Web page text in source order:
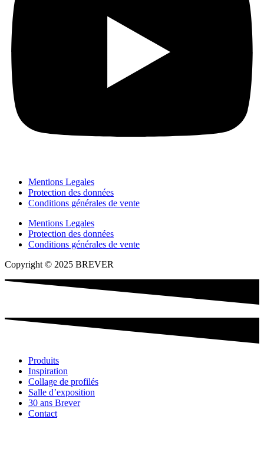
Mentions Legales
Protection des données
Conditions générales de vente
Mentions Legales
Protection des données
Conditions générales de vente
Copyright © 2025 BREVER
Produits
Inspiration
Collage de profilés
Salle d’exposition
30 ans Brever
Contact